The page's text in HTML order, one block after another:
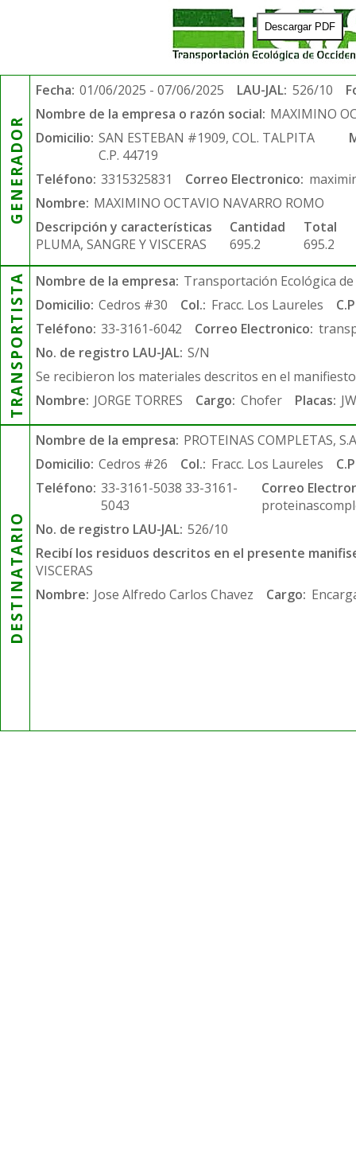
Descargar PDF
GENERADOR
Fecha: 01/06/2025 - 07/06/2025 LAU-JAL: 526/10
Nombre de la empresa o razón social: MAXIMINO
Domicilio: SAN ESTEBAN #1909, COL. TALPITA
C.P. 44719
Teléfono: 3315325831 Correo Electronico:
Nombre: MAXIMINO OCTAVIO NAVARRO ROMO
Descripción y características
PLUMA, SANGRE Y VISCERAS
Cantidad
695.2
Total
695.2
TRANSPORTISTA Nombre de la empresa: Transportación Ecológica de
Domicilio: Cedros #30 Col.: Fracc. Los Laureles
Teléfono: 33-3161-6042 Correo Electronico:
No. de registro LAU-JAL: S/N
Se recibieron los materiales descritos en el
Nombre: JORGE TORRES Cargo: Chofer Placas:
DESTINATARIO
Nombre de la empresa: PROTEINAS COMPLETAS,
Domicilio: Cedros #26 Col.: Fracc. Los Laureles
Teléfono: 33-3161-5038 33-3161-
5043
Correo
No. de registro LAU-JAL: 526/10
Recibí los residuos descritos en el presente
VISCERAS
Nombre: Jose Alfredo Carlos Chavez Cargo: